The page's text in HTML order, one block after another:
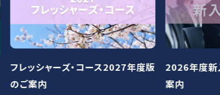
シャーズ・コース2027年度版
2026年度新入社員